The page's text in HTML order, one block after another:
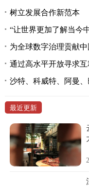
树立发展合作新范本
“让世界更加了解当今
为全球数字治理贡献
通过高水平开放寻求互
沙特、科威特、阿曼
最近更新